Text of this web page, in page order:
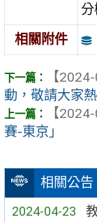
相關公告
2024-04-23
分
相關附件
【
動，敬請大家
【
賽-東京」